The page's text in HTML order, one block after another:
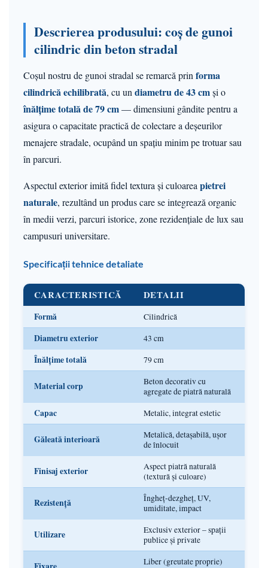
Descrierea produsului: coș de gunoi
cilindric din beton stradal
Coșul nostru de gunoi stradal se remarcă prin forma
cilindrică echilibrată, cu un diametru de 43 cmși o
înălțime totală de 79 cm— dimensiuni gândite pentru a
asigura o capacitate practică de colectare a deșeurilor
menajere stradale, ocupând un spațiu minim pe trotuar sau
în parcuri.
Aspectul exterior imită fidel textura și culoarea pietrei
naturale, rezultând un produs care se integrează organic
în medii verzi, parcuri istorice, zone rezidențiale de lux sau
campusuri universitare.
Specificații tehnice detaliate
CARACTERISTICĂ DETALII
Formă Cilindrică
Diametru exterior 43 cm
Înălțime totală 79 cm
Material corp
Beton decorativ cu
agregate de piatră naturală
Capac Metalic, integrat estetic
Găleată interioară
Metalică, detașabilă, ușor
de înlocuit
Finisaj exterior
Aspect piatră naturală
(textură și culoare)
Rezistență
Îngheț-dezgheț, UV,
umiditate, impact
Utilizare
Exclusiv exterior – spații
publice și private
Liber (greutate proprie)